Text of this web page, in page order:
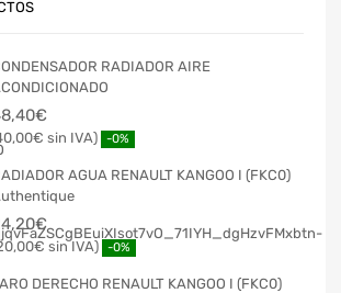
RADIADOR AIRE
€
€ -0%
AGUA RENAULT KANGOO I (FKC0)
€
€ -0%
DERECHO RENAULT KANGOO I (FKC0)